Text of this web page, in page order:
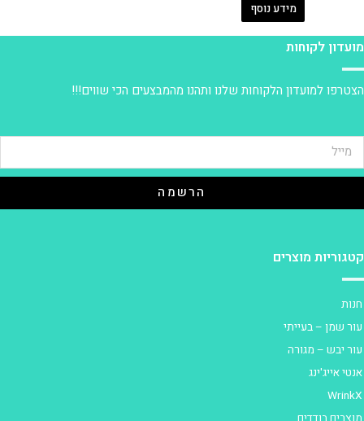
מידע נוסף
לקוחות
למועדון הלקוחות שלנו ותהנו מהמבצעים הכי שווים!!!
הרשמה
מוצרים
שמן – בעייתי
יבש – מגורה
אייג'ינג